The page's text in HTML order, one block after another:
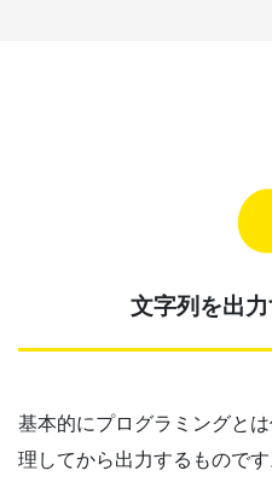
文字列を出
基本的にプログラミングと
理してから出力するもので